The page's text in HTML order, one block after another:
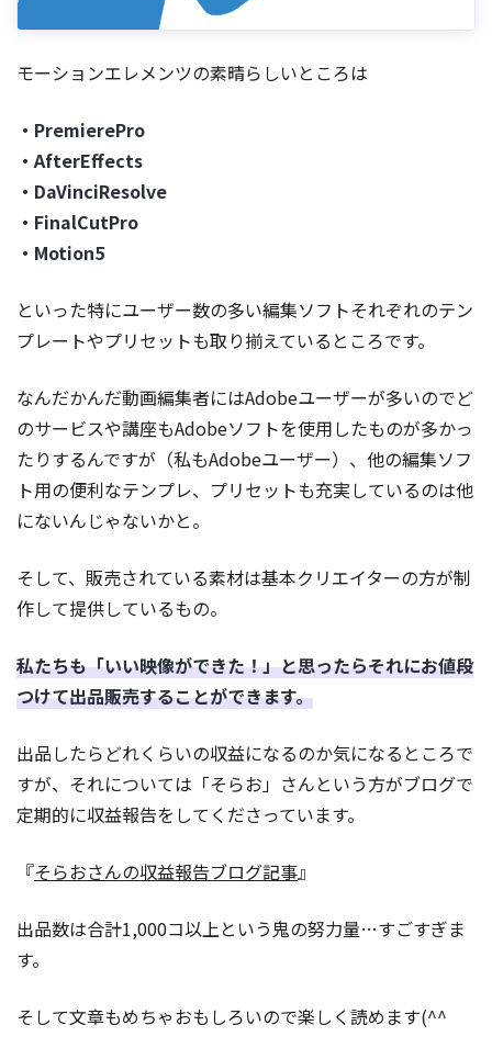
モーションエレメンツの素晴らしいところは
・PremierePro
・AfterEffects
・DaVinciResolve
・FinalCutPro
・Motion5
といった特にユーザー数の多い編集ソフトそれぞれのテン
プレートやプリセットも取り揃えているところです。
なんだかんだ動画編集者にはAdobeユーザーが多いのでど
のサービスや講座もAdobeソフトを使用したものが多かっ
たりするんですが（私もAdobeユーザー）、他の編集ソフ
ト用の便利なテンプレ、プリセットも充実しているのは他
にないんじゃないかと。
そして、販売されている素材は基本クリエイターの方が制
作して提供しているもの。
私たちも「いい映像ができた！」と思ったらそれにお値段
つけて出品販売することができます。
出品したらどれくらいの収益になるのか気になるところで
すが、それについては「そらお」さんという方がブログで
定期的に収益報告をしてくださっています。
『そらおさんの収益報告ブログ記事』
出品数は合計1,000コ以上という鬼の努力量…すごすぎま
す。
そして文章もめちゃおもしろいので楽しく読めます(^^